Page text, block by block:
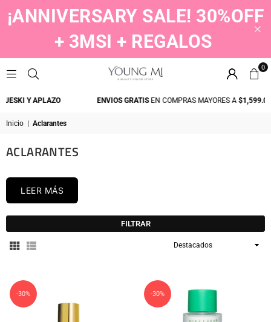
¡ANNIVERSARY SALE! 30%OFF
+ 3MSI + REGALOS
0
Y APLAZO ENVIOS GRATISEN COMPRAS MAYORES A$1,599.00
Inicio Aclarantes
ACLARANTES
LEER MÁS
FILTRAR
Ordenar
-30% -30%